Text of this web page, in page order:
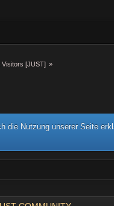
Visitors [JUST] »
die Nutzung unserer Seite